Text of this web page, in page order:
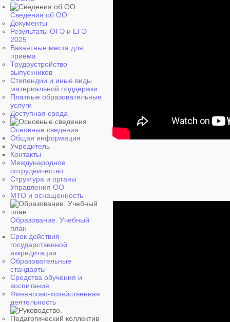
Сведения об ОО
Документы
Результаты ОГЭ и ЕГЭ
2025
Вакантные места для
приема
Трудоустройство
выпускников
Стипендии и иные виды
материальной поддержки
Платные образовательные
услуги
Доступная среда
Основные сведения
Общая информация
Учредитель
Контакты
Международное
сотрудничество
Структура и органы
Управления ОО
МТО и оснащенность
Образование. Учебный
план
Срок действия
государственной
аккредитации
Образовательные
стандарты
Средства обучения и
воспитания
Финансово-хозяйственная
деятельность